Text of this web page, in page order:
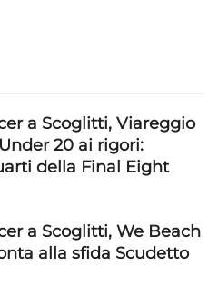
a Scoglitti, Viareggio
20 ai rigori:
della Final Eight
a Scoglitti, We Beach
alla sfida Scudetto